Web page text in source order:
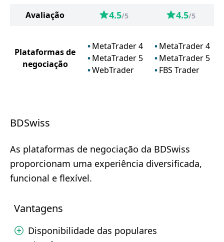
Avaliação
4.5/5 4.5/5
Plataformas de
negociação
MetaTrader 4
MetaTrader 5
WebTrader
MetaTrader 4
MetaTrader 5
FBS Trader
BDSwiss
As plataformas de negociação da BDSwiss
proporcionam uma experiência diversificada,
funcional e flexível.
Vantagens
Disponibilidade das populares